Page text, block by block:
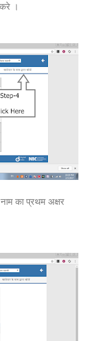
।
का प्रथम अक्षर